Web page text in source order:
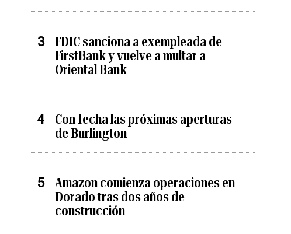
FDIC sanciona a exempleada de
FirstBank y vuelve a multar a
Oriental Bank
Con fecha las próximas aperturas
de Burlington
Amazon comienza operaciones en
Dorado tras dos años de
construcción